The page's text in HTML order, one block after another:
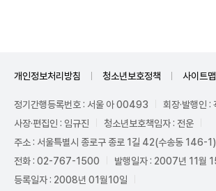
개인정보처리방침 청소년보호정책 사이트맵
정기간행등록번호 : 서울 아 00493
회장·발행인 :
사장·편집인 : 임규진
청소년보호책임자 : 전운
주소 : 서울특별시 종로구 종로 1길 42(수송동 146-
전화 : 02-767-1500
발행일자 : 2007년 11월
등록일자 : 2008년 01월10일